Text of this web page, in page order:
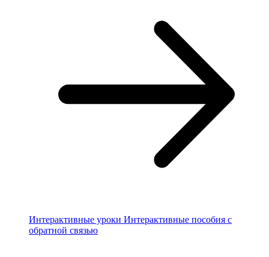
Интерактивные уроки Интерактивные пособия с
обратной связью